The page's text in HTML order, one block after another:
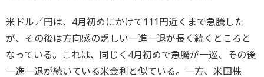
米ドル／円は、4月初めにかけて111円近くまで急騰した
が、その後は方向感の乏しい一進一退が長く続くところと
なっている。これは、同じく4月初めで急騰が一巡、その後
一進一退が続いている米金利と似ている。一方、米国株